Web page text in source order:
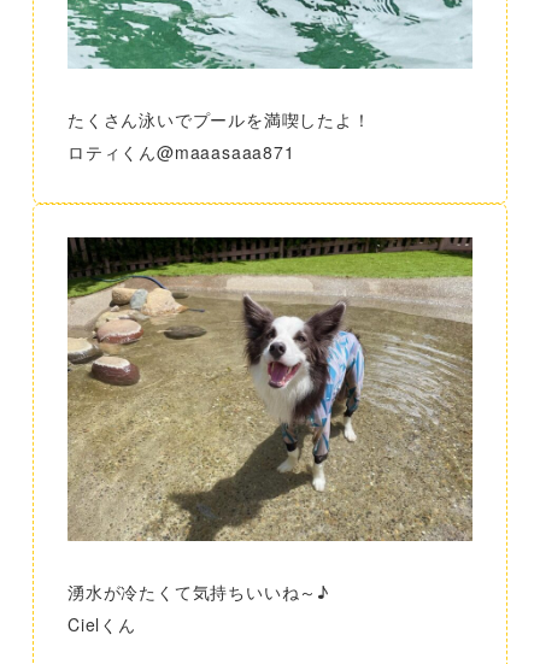
たくさん泳いでプールを満喫したよ！
ロティくん@maaasaaa871
湧水が冷たくて気持ちいいね～♪
Cielくん